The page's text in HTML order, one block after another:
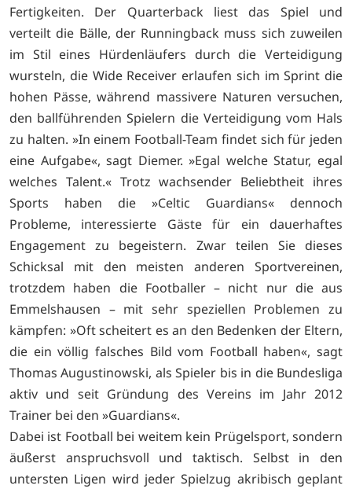
Fertigkeiten. Der Quarterback liest das Spiel und
verteilt die Bälle, der Runningback muss sich zuweilen
im Stil eines Hürdenläufers durch die Verteidigung
wursteln, die Wide Receiver erlaufen sich im Sprint die
hohen Pässe, während massivere Naturen versuchen,
den ballführenden Spielern die Verteidigung vom Hals
zu halten. »In einem Football-Team findet sich für jeden
eine Aufgabe«, sagt Diemer. »Egal welche Statur, egal
welches Talent.« Trotz wachsender Beliebtheit ihres
Sports haben die »Celtic Guardians« dennoch
Probleme, interessierte Gäste für ein dauerhaftes
Engagement zu begeistern. Zwar teilen Sie dieses
Schicksal mit den meisten anderen Sportvereinen,
trotzdem haben die Footballer – nicht nur die aus
Emmelshausen – mit sehr speziellen Problemen zu
kämpfen: »Oft scheitert es an den Bedenken der Eltern,
die ein völlig falsches Bild vom Football haben«, sagt
Thomas Augustinowski, als Spieler bis in die Bundesliga
aktiv und seit Gründung des Vereins im Jahr 2012
Trainer bei den »Guardians«.
Dabei ist Football bei weitem kein Prügelsport, sondern
äußerst anspruchsvoll und taktisch. Selbst in den
untersten Ligen wird jeder Spielzug akribisch geplant